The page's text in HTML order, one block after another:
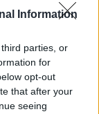
Information
parties, or
for
opt-out
that after your
seeing
országos
elmondta:
felmérjék a
arányát. Az